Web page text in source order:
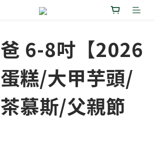
6-8吋【2026
糕/大甲芋頭/
慕斯/父親節